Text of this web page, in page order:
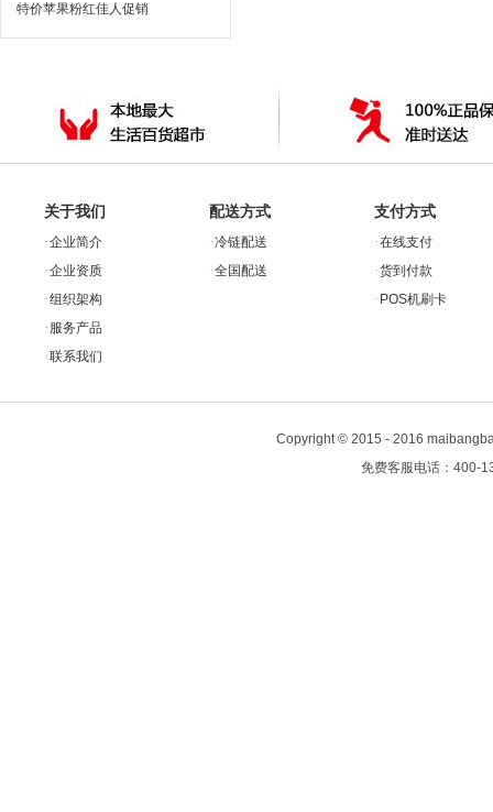
特价苹果粉红佳人促销
关于我们
·企业简介
·企业资质
·组织架构
· 服务产品
·联系我们
配送方式
·冷链配送
·全国配送
支付方式
·在线支付
·货到付款
· POS机刷卡
Copyright© 2015 - 2016
免费客服电话：400-